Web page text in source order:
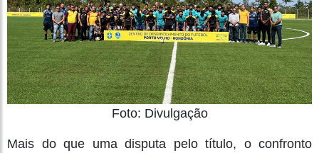
Foto: Divulgação
Mais do que uma disputa pelo título, o confronto